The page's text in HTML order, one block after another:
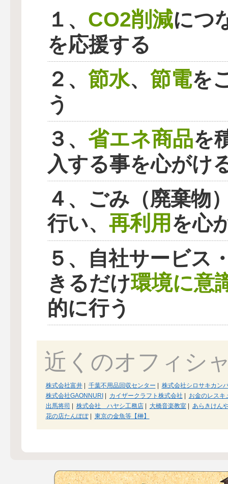
１、 CO2削減につ
を応援する
２、 節水、 節電を
う
３、 省エネ商品を
入する事を心がけ
４、ごみ（廃棄物
行い、 再利用を心
５、自社サービス
きるだけ環境に意
的に行う
近くのオフィシ
株式会社富井| 千葉不用品回収センター
株式会社シロサキカン
株式会社GAONNURI
カイザークラフト株式会社
お金のレスキ
出馬将司
株式会社 ハヤシ工務店| 大橋音楽教室|
あらきけん
花の店たんぽぽ| 東京の金魚等【榊】